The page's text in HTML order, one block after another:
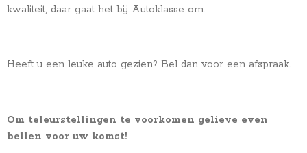
kwaliteit, daar gaat het bij Autoklasse om.
Heeft u een leuke auto gezien? Bel dan voor een afspraak.
Om teleurstellingen te voorkomen gelieve even
bellen voor uw komst!